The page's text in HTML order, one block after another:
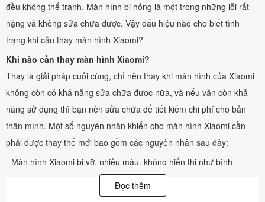
đều không thể tránh. Màn hình bị hỏng là một trong những lỗi rất
nặng và không sửa chữa được. Vậy dấu hiệu nào cho biết tình
trạng khi cần thay màn hình Xiaomi?
Khi nào cần thay màn hình Xiaomi?
Thay là giải pháp cuối cùng, chỉ nên thay khi màn hình của Xiaomi
không còn có khả năng sửa chữa được nữa, và nếu vẫn còn khả
năng sử dụng thì bạn nên sửa chữa để tiết kiếm chi phí cho bản
thân mình. Một số nguyên nhân khiến cho màn hình Xiaomi cần
phải được thay thế mới bao gồm các nguyên nhân sau đây:
- Màn hình Xiaomi bị vỡ, nhiễu màu, không hiển thị như bình
thường dù cảm ứng vẫn hoạt động được bình thường.
- Màn hình Xiaomi bị sọc, chảy mực.
Đọc thêm